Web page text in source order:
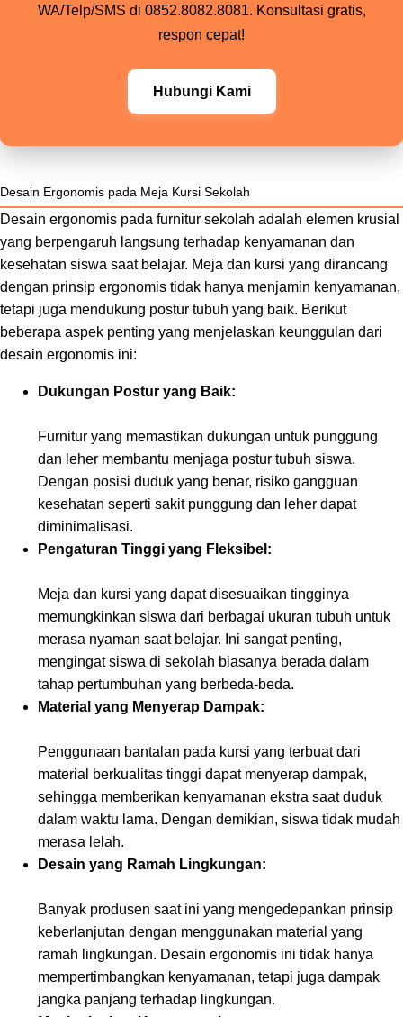
WA/Telp/SMS di 0852.8082.8081. Konsultasi gratis,
respon cepat!
Hubungi Kami
Desain Ergonomis pada Meja Kursi Sekolah
Desain ergonomis pada furnitur sekolah adalah elemen krusial
yang berpengaruh langsung terhadap kenyamanan dan
kesehatan siswa saat belajar. Meja dan kursi yang dirancang
dengan prinsip ergonomis tidak hanya menjamin kenyamanan,
tetapi juga mendukung postur tubuh yang baik. Berikut
beberapa aspek penting yang menjelaskan keunggulan dari
desain ergonomis ini:
Dukungan Postur yang Baik:
Furnitur yang memastikan dukungan untuk punggung
dan leher membantu menjaga postur tubuh siswa.
Dengan posisi duduk yang benar, risiko gangguan
kesehatan seperti sakit punggung dan leher dapat
diminimalisasi.
Pengaturan Tinggi yang Fleksibel:
Meja dan kursi yang dapat disesuaikan tingginya
memungkinkan siswa dari berbagai ukuran tubuh untuk
merasa nyaman saat belajar. Ini sangat penting,
mengingat siswa di sekolah biasanya berada dalam
tahap pertumbuhan yang berbeda-beda.
Material yang Menyerap Dampak:
Penggunaan bantalan pada kursi yang terbuat dari
material berkualitas tinggi dapat menyerap dampak,
sehingga memberikan kenyamanan ekstra saat duduk
dalam waktu lama. Dengan demikian, siswa tidak mudah
merasa lelah.
Desain yang Ramah Lingkungan:
Banyak produsen saat ini yang mengedepankan prinsip
keberlanjutan dengan menggunakan material yang
ramah lingkungan. Desain ergonomis ini tidak hanya
mempertimbangkan kenyamanan, tetapi juga dampak
jangka panjang terhadap lingkungan.